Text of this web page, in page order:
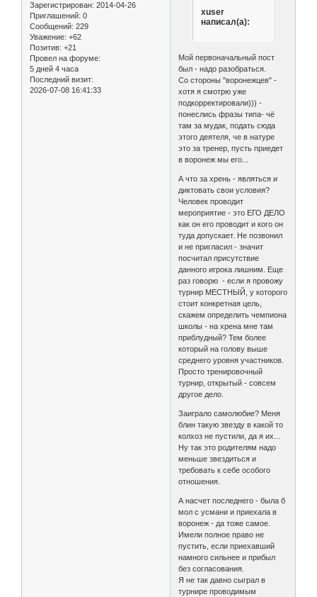
Зарегистрирован: 2014-04-26
Приглашений: 0
Сообщений: 229
Уважение: +62
Позитив: +21
Провел на форуме:
5 дней 4 часа
Последний визит:
2026-07-08 16:41:33
xuser
написал(а):
Мой первоначальный пост
был - надо разобраться.
Со стороны "воронежцев" -
хотя я смотрю уже
подкорректировали))) -
понеслись фразы типа- чё
там за мудак, подать сюда
этого деятеля, че в натуре
это за тренер, пусть приедет
в воронеж мы его...
А что за хрень - являться и
диктовать свои условия?
Человек проводит
мероприятие - это ЕГО ДЕЛО
как он его проводит и кого он
туда допускает. Не позвонил
и не пригласил - значит
посчитал присутствие
данного игрока лишним. Еще
раз говорю - если я провожу
турнир МЕСТНЫЙ, у которого
стоит конкретная цель,
скажем определить чемпиона
школы - на хрена мне там
приблудный? Тем более
который на голову выше
среднего уровня участников.
Просто тренировочный
турнир, открытый - совсем
другое дело.
Заиграло самолюбие? Меня
блин такую звезду в какой то
колхоз не пустили, да я их...
Ну так это родителям надо
меньше звездиться и
требовать к себе особого
отношения.
А насчет последнего - была б
мол с усмани и приехала в
воронеж - да тоже самое.
Имели полное право не
пустить, если приехавший
намного сильнее и прибыл
без согласования.
Я не так давно сыграл в
турнире проводимым